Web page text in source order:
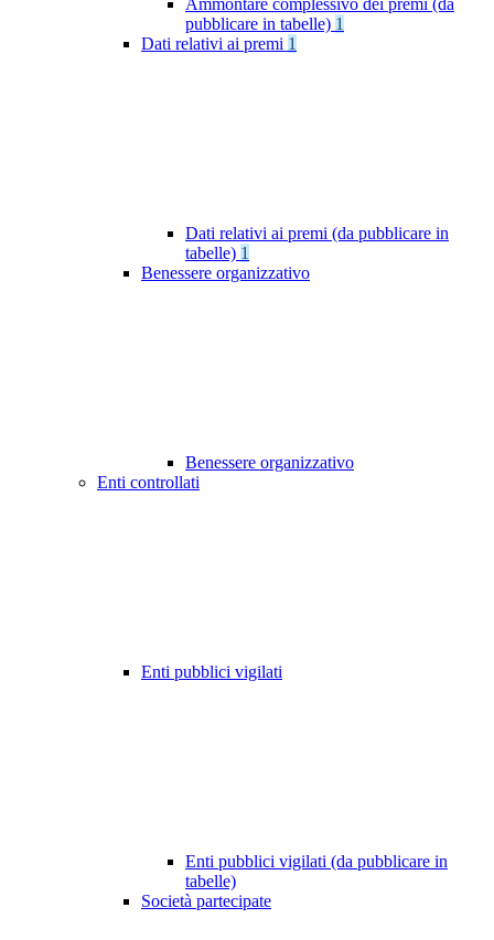
Ammontare complessivo dei premi (da
pubblicare in tabelle) 1
Dati relativi ai premi 1
Dati relativi ai premi (da pubblicare in
tabelle) 1
Benessere organizzativo
Benessere organizzativo
Enti controllati
Enti pubblici vigilati
Enti pubblici vigilati (da pubblicare in
tabelle)
Società partecipate